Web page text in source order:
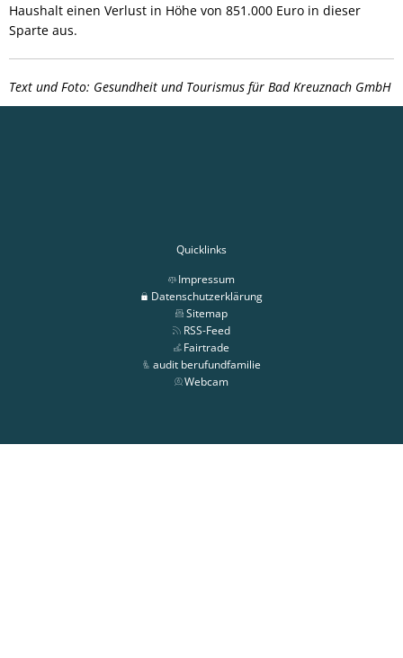
Haus­halt einen Verlust in Höhe von 851.000 Euro in dieser
Sparte aus.
Text und Foto: Gesundheit und Tourismus für Bad Kreuznach GmbH
Quicklinks
Impressum
Datenschutzerklärung
Sitemap
RSS-Feed
Fairtrade
audit berufundfamilie
Webcam